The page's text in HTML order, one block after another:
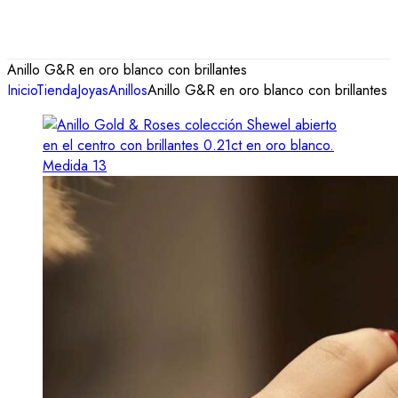
Anillo G&R en oro blanco con brillantes
InicioTiendaJoyasAnillosAnillo G&R en oro blanco con brillantes